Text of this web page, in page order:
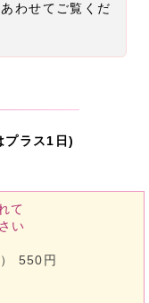
わせてご覧くだ
プラス1日)
て
い
550円